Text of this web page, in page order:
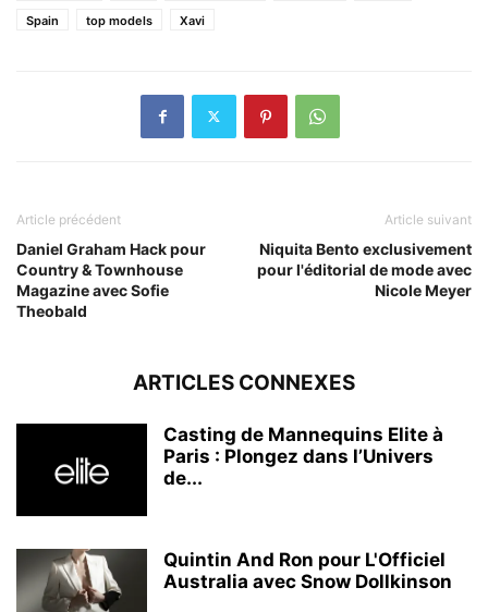
Spain
top models Xavi
Article précédent
Daniel Graham Hack pour
Country & Townhouse
Magazine avec Sofie
Theobald
Article suivant
Niquita Bento exclusivement
pour l'éditorial de mode avec
Nicole Meyer
ARTICLES CONNEXES
Casting de Mannequins Elite à
Paris : Plongez dans l’Univers
de...
Quintin And Ron pour L'Officiel
Australia avec Snow Dollkinson